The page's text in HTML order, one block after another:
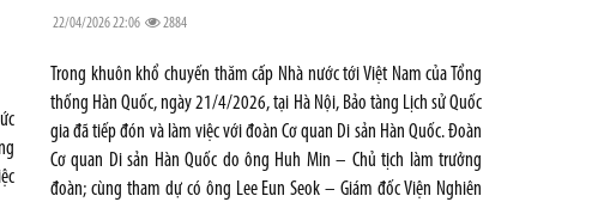
22/04/2026 22:06 2884
Trong khuôn khổ chuyến thăm cấp Nhà nước tới Việt Nam của Tổng
thống Hàn Quốc, ngày 21/4/2026, tại Hà Nội, Bảo tàng Lịch sử Quốc
gia đã tiếp đón và làm việc với đoàn Cơ quan Di sản Hàn Quốc. Đoàn
Cơ quan Di sản Hàn Quốc do ông Huh Min – Chủ tịch làm trưởng
đoàn; cùng tham dự có ông Lee Eun Seok – Giám đốc Viện Nghiên